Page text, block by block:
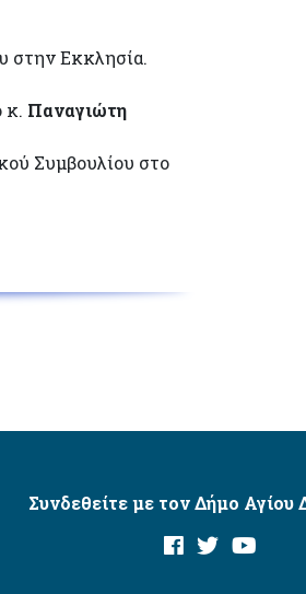
στην Εκκλησία.
κ. Παναγιώτη
Συμβουλίου στο
Συνδεθείτε με τον Δήμο Αγίου